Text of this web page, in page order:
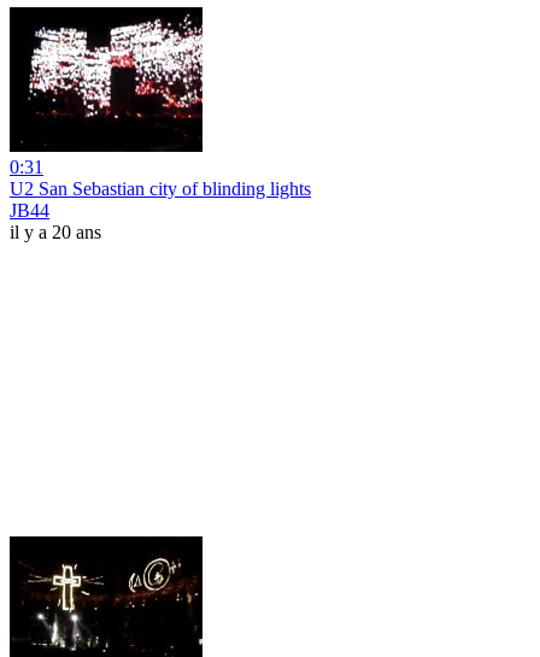
0:31
U2 San Sebastian city of blinding lights
JB44
il y a 20 ans